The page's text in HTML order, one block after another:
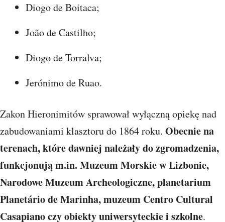
Diogo de Boitaca;
João de Castilho;
Diogo de Torralva;
Jerónimo de Ruao.
Zakon Hieronimitów sprawował wyłączną opiekę nad
zabudowaniami klasztoru do 1864 roku. Obecnie na
terenach, które dawniej należały do zgromadzenia,
funkcjonują m.in. Muzeum Morskie w Lizbonie,
Narodowe Muzeum Archeologiczne, planetarium
Planetário de Marinha, muzeum Centro Cultural
Casapiano czy obiekty uniwersyteckie i szkolne.